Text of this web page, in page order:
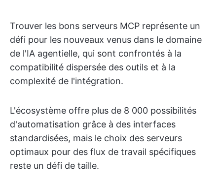
Trouver les bons serveurs MCP représente un
défi pour les nouveaux venus dans le domaine
de l'IA agentielle, qui sont confrontés à la
compatibilité dispersée des outils et à la
complexité de l'intégration.
L'écosystème offre plus de 8 000 possibilités
d'automatisation grâce à des interfaces
standardisées, mais le choix des serveurs
optimaux pour des flux de travail spécifiques
reste un défi de taille.